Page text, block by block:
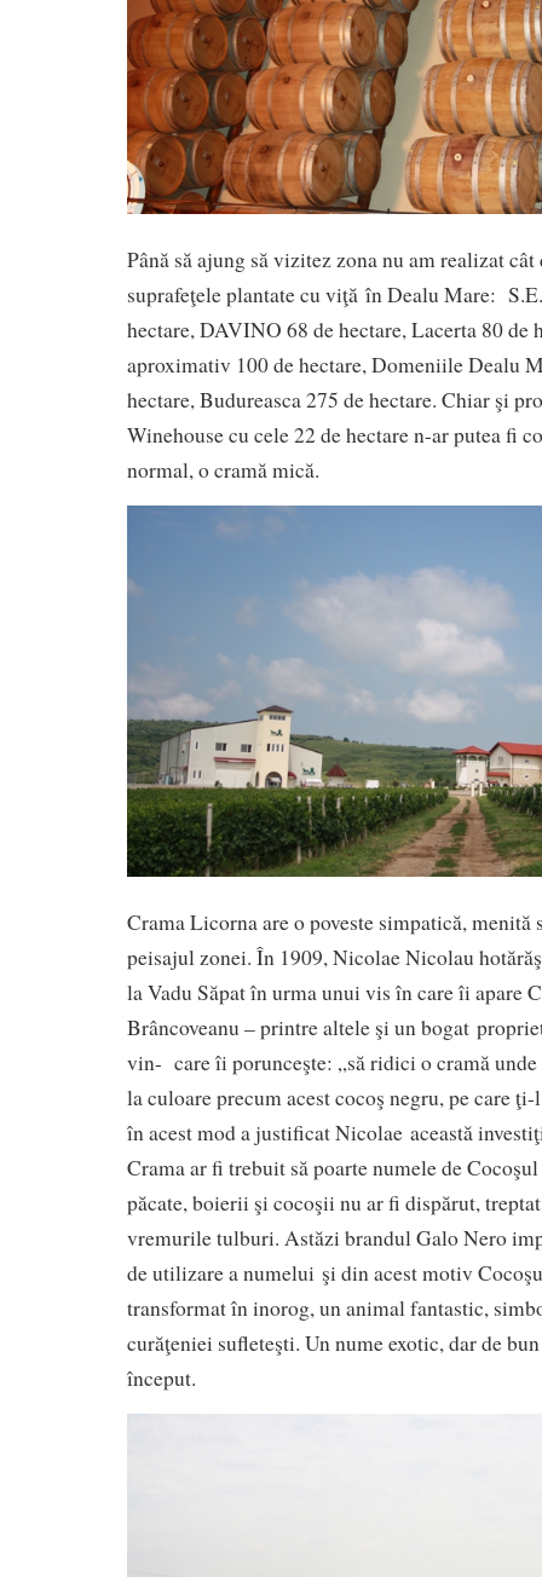
Până să ajung să vizitez zona nu am realizat
suprafeţele plantate cu viţă în Dealu Mare:
hectare, DAVINO 68 de hectare, Lacerta 80 de
aproximativ 100 de hectare, Domeniile Dealu
hectare, Budureasca 275 de hectare. Chiar şi
Winehouse cu cele 22 de hectare n-ar putea fi
normal, o cramă mică.
Crama Licorna are o poveste simpatică,
peisajul zonei. În 1909, Nicolae Nicolau
la Vadu Săpat în urma unui vis în care îi apare
Brâncoveanu – printre altele şi un bogat
vin- care îi porunceşte: „să ridici o cramă
la culoare precum acest cocoş negru, pe care
în acest mod a justificat Nicolae această
Crama ar fi trebuit să poarte numele de
păcate, boierii şi cocoşii nu ar fi dispărut,
vremurile tulburi. Astăzi brandul Galo Nero
de utilizare a numelui şi din acest motiv
transformat în inorog, un animal fantastic,
curăţeniei sufleteşti. Un nume exotic, dar de
început.